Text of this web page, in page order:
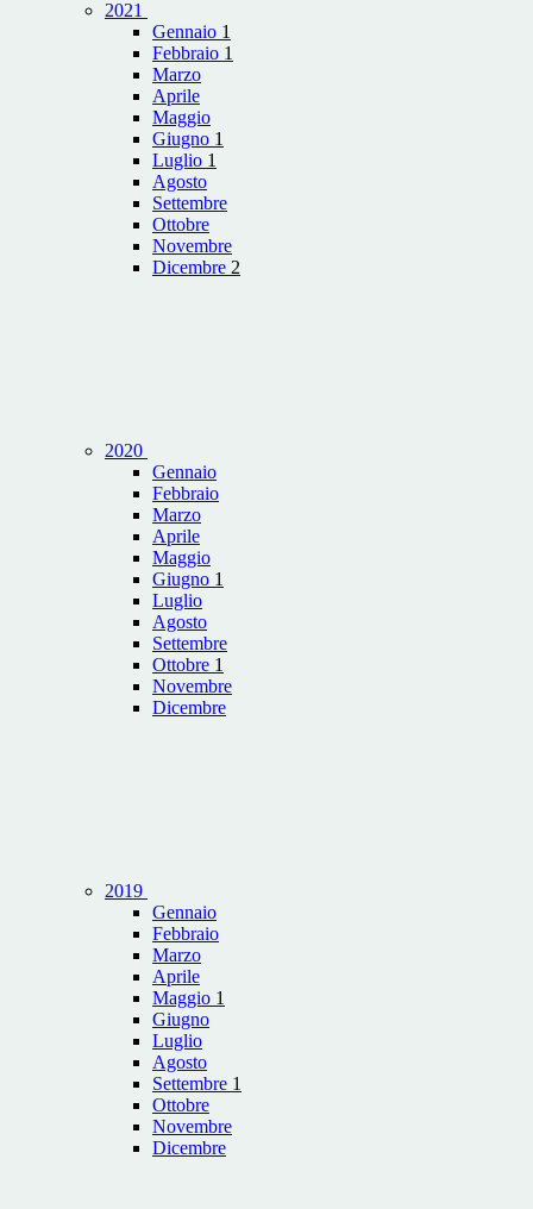
2021
Gennaio 1
Febbraio 1
Marzo
Aprile
Maggio
Giugno 1
Luglio 1
Agosto
Settembre
Ottobre
Novembre
Dicembre 2
2020
Gennaio
Febbraio
Marzo
Aprile
Maggio
Giugno 1
Luglio
Agosto
Settembre
Ottobre 1
Novembre
Dicembre
2019
Gennaio
Febbraio
Marzo
Aprile
Maggio 1
Giugno
Luglio
Agosto
Settembre 1
Ottobre
Novembre
Dicembre